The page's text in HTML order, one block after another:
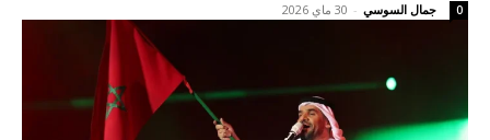
جمال السوسي - 30 ماي 2026 0